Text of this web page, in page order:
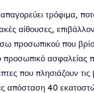
τρόφιμα,
αίθουσες,
προσωπικού που
προσωπικό ασφαλείας
που πλησιάζουν τις
απόσταση 40